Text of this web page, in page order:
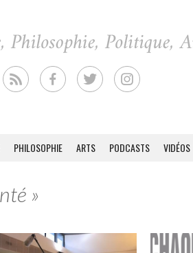
PHILOSOPHIE ARTS PODCASTS VIDÉOS
»